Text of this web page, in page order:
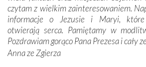
Krzyżową w ich rodzinnych
domy, w których żyli.
W miejscu objawień Matki Bożej
przywiezione wraz z intencjami
czytam z wielkim zainteresowaniem.
informacje o Jezusie i Maryi, które
otwierają serca. Pamiętamy w
Pozdrawiam gorąco Pana Prezesa i cały
Anna ze Zgierza